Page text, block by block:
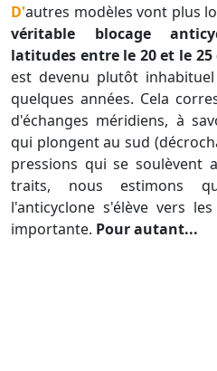
D'autres modèles vont plus
véritable blocage
latitudes entre le 20 et le 25
est devenu plutôt
quelques années. Cela
d'échanges méridiens, à
qui plongent au sud
pressions qui se soulèvent
traits, nous estimons
l'anticyclone s'élève vers
importante. Pour autant...